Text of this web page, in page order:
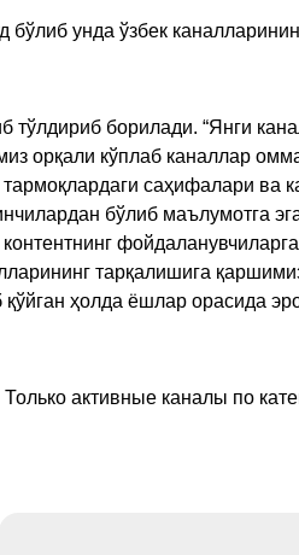
унда ўзбек
борилади. “Янги
орқали кўплаб каналлар
саҳифалари
бўлиб маълумотга
тарқалишига
ҳолда ёшлар орасида
активные каналы по